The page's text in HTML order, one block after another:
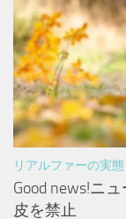
リアルファーの実
Good news!ニ
皮を禁止